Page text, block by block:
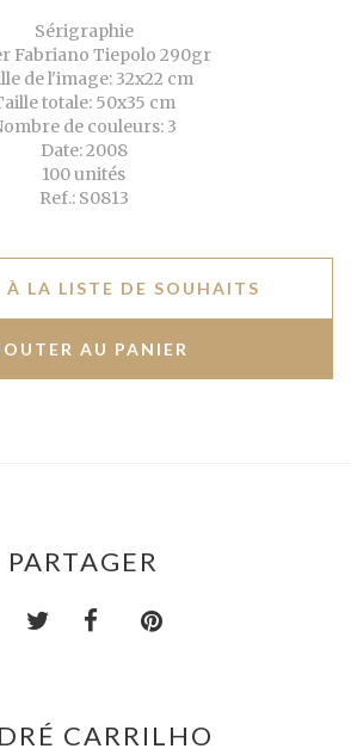
Sérigraphie
Fabriano Tiepolo 290gr
de l'image: 32x22 cm
totale: 50x35 cm
de couleurs: 3
Date: 2008
100 unités
Ref.: S0813
À LA LISTE DE SOUHAITS
PARTAGER
CARRILHO